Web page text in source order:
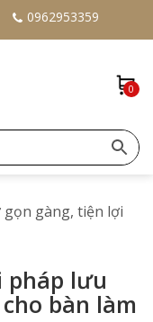
0962953359
0
gàng, tiện lợi
pháp lưu
bàn làm